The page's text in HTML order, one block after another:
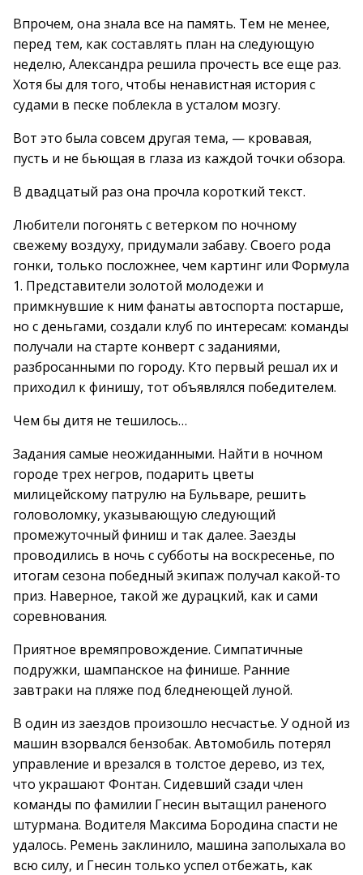
Впрочем, она знала все на память. Тем не менее,
перед тем, как составлять план на следующую
неделю, Александра решила прочесть все еще раз.
Хотя бы для того, чтобы ненавистная история с
судами в песке поблекла в усталом мозгу.
Вот это была совсем другая тема, — кровавая,
пусть и не бьющая в глаза из каждой точки обзора.
В двадцатый раз она прочла короткий текст.
Любители погонять с ветерком по ночному
свежему воздуху, придумали забаву. Своего рода
гонки, только посложнее, чем картинг или Формула
1. Представители золотой молодежи и
примкнувшие к ним фанаты автоспорта постарше,
но с деньгами, создали клуб по интересам: команды
получали на старте конверт с заданиями,
разбросанными по городу. Кто первый решал их и
приходил к финишу, тот объявлялся победителем.
Чем бы дитя не тешилось…
Задания самые неожиданными. Найти в ночном
городе трех негров, подарить цветы
милицейскому патрулю на Бульваре, решить
головоломку, указывающую следующий
промежуточный финиш и так далее. Заезды
проводились в ночь с субботы на воскресенье, по
итогам сезона победный экипаж получал какой-то
приз. Наверное, такой же дурацкий, как и сами
соревнования.
Приятное времяпровождение. Симпатичные
подружки, шампанское на финише. Ранние
завтраки на пляже под бледнеющей луной.
В один из заездов произошло несчастье. У одной из
машин взорвался бензобак. Автомобиль потерял
управление и врезался в толстое дерево, из тех,
что украшают Фонтан. Сидевший сзади член
команды по фамилии Гнесин вытащил раненого
штурмана. Водителя Максима Бородина спасти не
удалось. Ремень заклинило, машина заполыхала во
всю силу, и Гнесин только успел отбежать, как